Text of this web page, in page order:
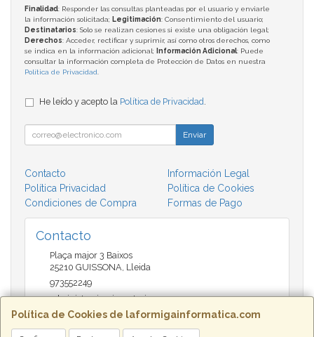
Política de Cookies de laformigainformatica.com
Finalidad: Responder las consultas planteadas por el usuario y enviarle
la información solicitada; Legitimación: Consentimiento del usuario;
Destinatarios: Solo se realizan cesiones si existe una obligación legal;
Derechos: Acceder, rectificar y suprimir, así como otros derechos, como
se indica en la información adicional;
Información Adicional: Puede
consultar la información completa de Protección de Datos en nuestra
Política de Privacidad
He leído y acepto la Política de Privacidad
Enviar
Contacto
Información Legal
Política Privacidad
Política de Cookies
Condiciones de Compra
Formas de Pago
Contacto
Plaça major 3 Baixos
25210 GUISSONA Lleida
973552249
administracio@insectari.com